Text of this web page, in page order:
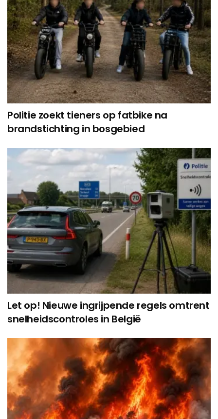
Politie zoekt tieners op fatbike na
brandstichting in bosgebied
Let op! Nieuwe ingrijpende regels omtrent
snelheidscontroles in België